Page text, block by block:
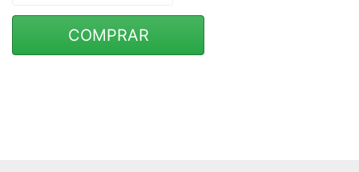
COMPRAR